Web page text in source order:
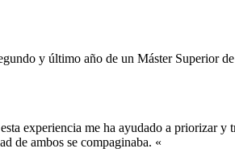
y último año de un Máster Superior
experiencia me ha ayudado a priorizar y
de ambos se compaginaba. «